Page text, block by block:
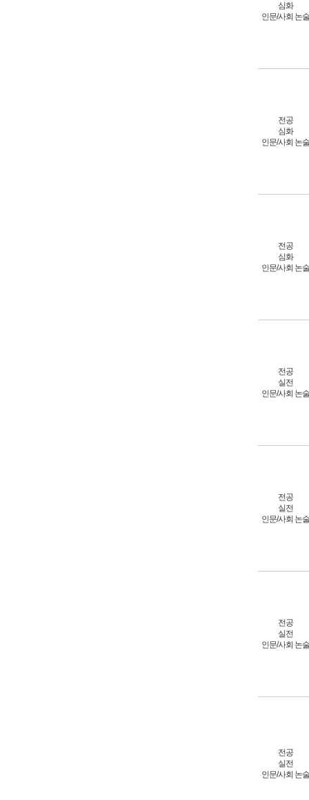
심화
인문/사회 논술
전공
심화
인문/사회 논술
전공
심화
인문/사회 논술
전공
실전
인문/사회 논술
전공
실전
인문/사회 논술
전공
실전
인문/사회 논술
전공
실전
인문/사회 논술